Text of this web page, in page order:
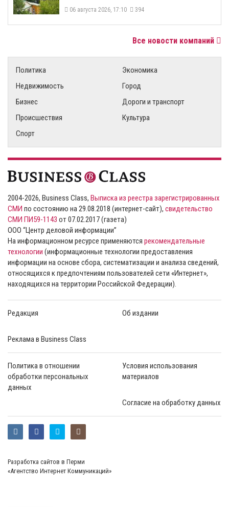
06 августа 2026, 17:10 394
Все новости компаний
Политика
Экономика
Недвижимость
Город
Бизнес
Дороги и транспорт
Происшествия
Культура
Спорт
2004-2026, Business Class, Выписка из реестра зарегистрированных
СМИ по состоянию на 29.08.2018 (интернет-сайт), свидетельство
СМИ ПИ59-1143 от 07.02.2017 (газета)
ООО “Центр деловой информации”
На информационном ресурсе применяются рекомендательные
технологии (информационные технологии предоставления
информации на основе сбора, систематизации и анализа сведений,
относящихся к предпочтениям пользователей сети «Интернет»,
находящихся на территории Российской Федерации).
Редакция Об издании
Реклама в Business Class
Политика в отношении
обработки персональных
данных
Условия использования
материалов
Согласие на обработку данных
Разработка сайтов в Перми
«Агентство Интернет Коммуникаций»